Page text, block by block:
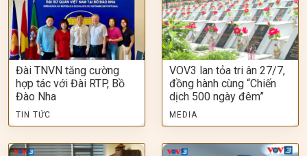
Đài TNVN tăng cường
hợp tác với Đài RTP, Bồ
Đào Nha
TIN TỨC
VOV3 lan tỏa tri ân 27/7,
đồng hành cùng “Chiến
dịch 500 ngày đêm”
MEDIA